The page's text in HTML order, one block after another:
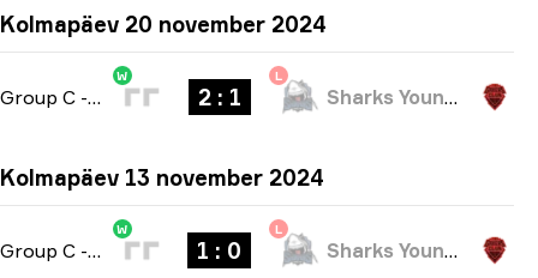
Kolmapäev 20 november 2024
Group C - bo3
W
2 : 1
L
Sharks Youngsters
Kolmapäev 13 november 2024
Group C - bo1
W
1 : 0
L
Sharks Youngsters